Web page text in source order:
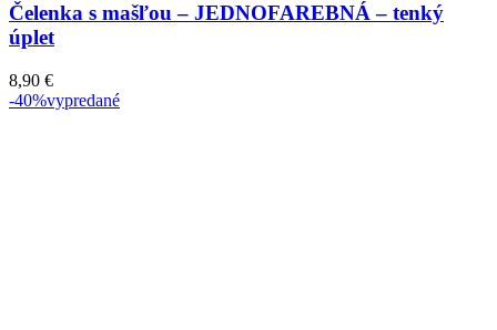
Čelenka s mašľou – JEDNOFAREBNÁ – tenký
úplet
8,90 €
-40%vypredané